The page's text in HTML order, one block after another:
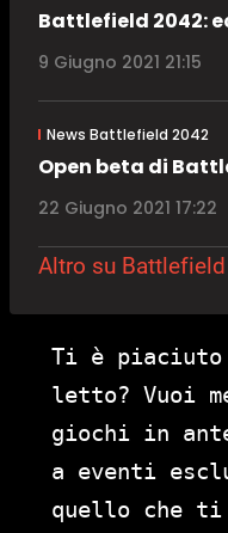
Battlefield 2042:
9 Giugno 2021 21:15
News Battlefield 2042
Open beta di
22 Giugno 2021 17:22
Altro su
Ti è piaciuto
letto? Vuoi
giochi in
a eventi
quello che ti